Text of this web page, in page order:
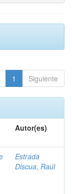
1 Siguiente
Autor(es)
Estrada
Discua, Raúl